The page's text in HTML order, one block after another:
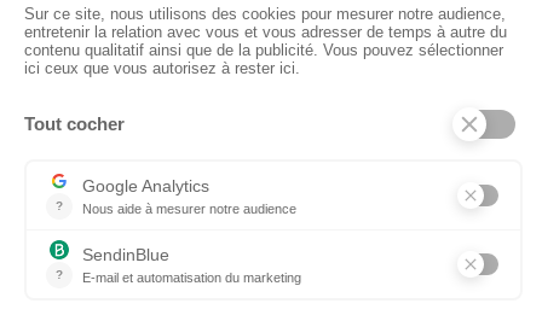
pour répondre à tous vos besoins